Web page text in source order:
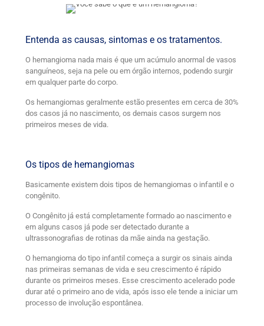
Entenda as causas, sintomas e os tratamentos.
O hemangioma nada mais é que um acúmulo anormal de vasos
sanguíneos, seja na pele ou em órgão internos, podendo surgir
em qualquer parte do corpo.
Os hemangiomas geralmente estão presentes em cerca de 30%
dos casos já no nascimento, os demais casos surgem nos
primeiros meses de vida.
Os tipos de hemangiomas
Basicamente existem dois tipos de hemangiomas o infantil e o
congênito.
O Congênito já está completamente formado ao nascimento e
em alguns casos já pode ser detectado durante a
ultrassonografias de rotinas da mãe ainda na gestação.
O hemangioma do tipo infantil começa a surgir os sinais ainda
nas primeiras semanas de vida e seu crescimento é rápido
durante os primeiros meses. Esse crescimento acelerado pode
durar até o primeiro ano de vida, após isso ele tende a iniciar um
processo de involução espontânea.